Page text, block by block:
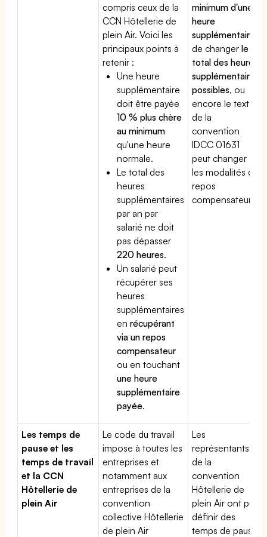
compris ceux de la
CCN Hôtellerie de
plein Air. Voici les
principaux points à
retenir :
Une heure
supplémentaire
doit être payée
10 % plus chère
au minimum
qu'une heure
normale.
Le total des
heures
supplémentaires
par an par
salarié ne doit
pas dépasser
220 heures.
Un salarié peut
récupérer ses
heures
supplémentaires
enrécupérant
via un repos
compensateur
ou en touchant
une heure
supplémentaire
payée.
minimum d'une
heure
supplémentaire
de changerle
total des heures
supplémentaires
possibles, ou
encore le texte
de la
convention
IDCC 01631
peut changer
les modalités du
repos
compensateur.
Les temps de
pause et les
temps de travail
et la CCN
Hôtellerie de
plein Air
Le code du travail
impose à toutes les
entreprises et
notamment aux
entreprises de la
convention
collective Hôtellerie
de plein Air
Les
représentants
de la
convention
Hôtellerie de
plein Air ont pu
définir des
temps de pause